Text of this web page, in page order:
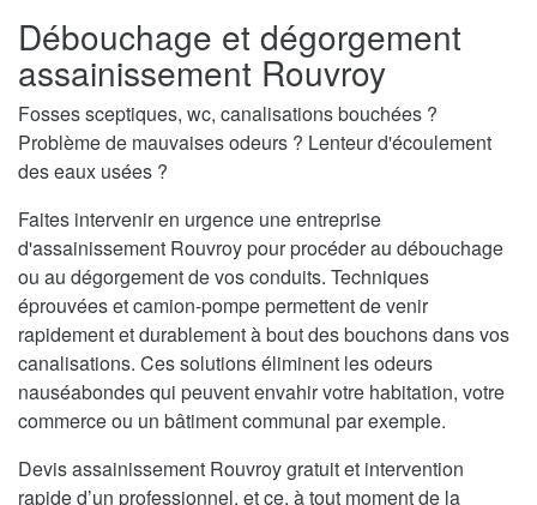
Débouchage et dégorgement
assainissement Rouvroy
Fosses sceptiques, wc, canalisations bouchées ?
Problème de mauvaises odeurs ? Lenteur d'écoulement
des eaux usées ?
Faites intervenir en urgence une entreprise
d'assainissement Rouvroy pour procéder au débouchage
ou au dégorgement de vos conduits. Techniques
éprouvées et camion-pompe permettent de venir
rapidement et durablement à bout des bouchons dans vos
canalisations. Ces solutions éliminent les odeurs
nauséabondes qui peuvent envahir votre habitation, votre
commerce ou un bâtiment communal par exemple.
Devis assainissement Rouvroy gratuit et intervention
rapide d’un professionnel, et ce, à tout moment de la